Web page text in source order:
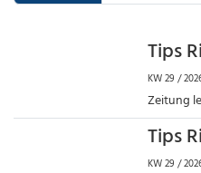
Tips
KW 29 /
Zeitung
Tips
KW 29 /